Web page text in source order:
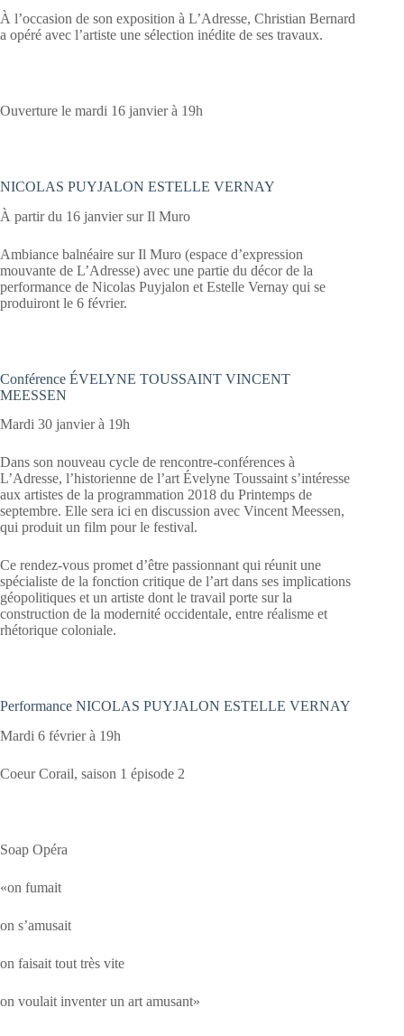
À l’occasion de son exposition à L’Adresse, Christian Bernard
a opéré avec l’artiste une sélection inédite de ses travaux.
Ouverture le mardi 16 janvier à 19h
NICOLAS PUYJALON ESTELLE VERNAY
À partir du 16 janvier sur Il Muro
Ambiance balnéaire sur Il Muro (espace d’expression
mouvante de L’Adresse) avec une partie du décor de la
performance de Nicolas Puyjalon et Estelle Vernay qui se
produiront le 6 février.
Conférence ÉVELYNE TOUSSAINT VINCENT
MEESSEN
Mardi 30 janvier à 19h
Dans son nouveau cycle de rencontre-conférences à
L’Adresse, l’historienne de l’art Évelyne Toussaint s’intéresse
aux artistes de la programmation 2018 du Printemps de
septembre. Elle sera ici en discussion avec Vincent Meessen,
qui produit un film pour le festival.
Ce rendez-vous promet d’être passionnant qui réunit une
spécialiste de la fonction critique de l’art dans ses implications
géopolitiques et un artiste dont le travail porte sur la
construction de la modernité occidentale, entre réalisme et
rhétorique coloniale.
Performance NICOLAS PUYJALON ESTELLE VERNAY
Mardi 6 février à 19h
Coeur Corail, saison 1 épisode 2
Soap Opéra
«on fumait
on s’amusait
on faisait tout très vite
on voulait inventer un art amusant»